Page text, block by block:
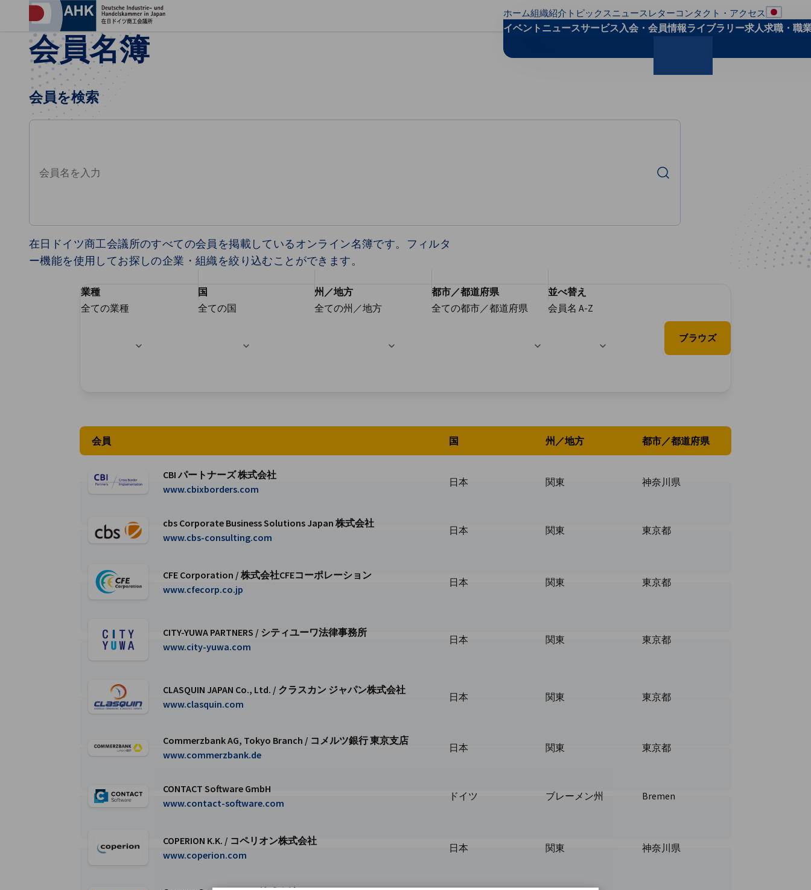
ホーム組織紹介 トピックスニュースレターコンタクト・アクセス
地域の
イベント ニュースサービス入会・会員情報ライブラリー求人求職・職
会員名簿
会員を検索
在日ドイツ商工会議所のすべての会員を掲載しているオンライン名簿です。フィルタ
ー機能を使用してお探しの企業・組織を絞り込むことができます。
フィルターオプションが正常に更新されました。
業種
全ての業種
国
全ての国
州／地方
全ての州／地方
都市／都道府県
全ての都市／都道府県
並べ替え
会員名 A-Z
ブラウズ
会員 国 州／地方 都市／都道府県
CBI パートナーズ 株式会社ページに移動
CBI パートナーズ 株式会社
www.cbixborders.com
日本 関東 神奈川県
cbs Corporate Business Solutions Japan 株式会社ページに移動
cbs Corporate Business Solutions Japan 株式会社
www.cbs-consulting.com
日本 関東 東京都
CFE Corporation / 株式会社CFEコーポレーションページに移動
CFE Corporation / 株式会社CFEコーポレーション
www.cfecorp.co.jp
日本 関東 東京都
CITY-YUWA PARTNERS / シティユーワ法律事務所ページに移動
CITY-YUWA PARTNERS / シティユーワ法律事務所
www.city-yuwa.com
日本 関東 東京都
CLASQUIN JAPAN Co., Ltd. / クラスカン ジャパン株式会社ページに移動
CLASQUIN JAPAN Co., Ltd. / クラスカン ジャパン株式会社
www.clasquin.com
日本 関東 東京都
Commerzbank AG, Tokyo Branch / コメルツ銀行 東京支店ページに移動
Commerzbank AG, Tokyo Branch / コメルツ銀行 東京支店
www.commerzbank.de
日本 関東 東京都
CONTACT Software GmbHページに移動
CONTACT Software GmbH
www.contact-software.com
ドイツ ブレーメン州 Bremen
COPERION K.K. / コペリオン株式会社ページに移動
COPERION K.K. / コペリオン株式会社
www.coperion.com
日本 関東 神奈川県